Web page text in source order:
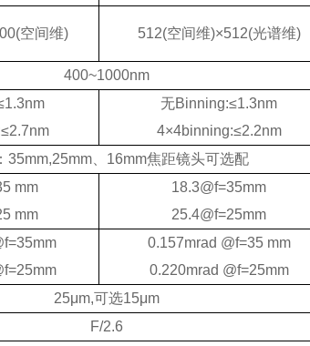
空间维) 512(空间维)×512(光谱维)
400~1000nm
无Binning:≤1.3nm
4×4binning:≤2.2nm
35mm,25mm、16mm焦距镜头可选配
mm
mm
18.3@f=35mm
25.4@f=25mm
0.157mrad @f=35 mm
0.220mrad @f=25mm
25μm,可选15μm
F/2.6